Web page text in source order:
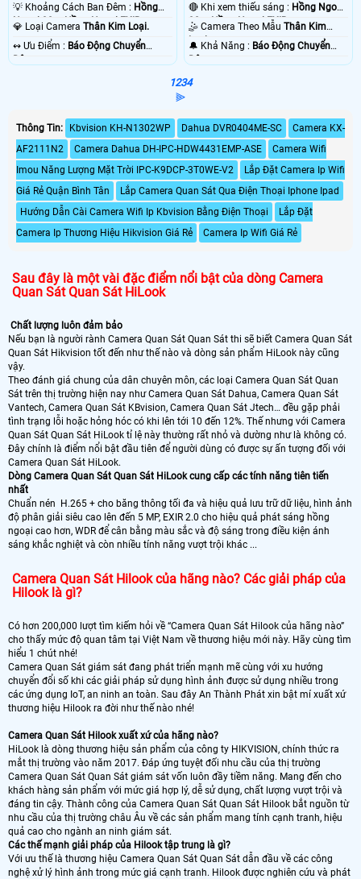
💡 Khoảng Cách Ban Đêm : Hồng
Ngoại 30m Hồng Ngoại EXIR.
💎 Loại Camera Thân Kim Loại.
️↭ Ưu Điểm : Báo Động Chuyển
Động.
🔴 Khi xem thiếu sáng : Hồng Ngoại
30m Hồng Ngoại EXIR.
🤹 Camera Theo MẫuThân Kim
Loại.
️🔔 Khả Năng : Báo Động Chuyển
Động.
1234
⫸
Thông Tin: Kbvision KH-N1302WP Dahua DVR0404ME-SC
Camera KX-
AF2111N2
Camera Dahua DH-IPC-HDW4431EMP-ASE
Camera Wifi
Imou Năng Lượng Mặt Trời IPC-K9DCP-3T0WE-V2
Lắp Đặt Camera Ip Wifi
Giá Rẻ Quận Bình Tân
Lắp Camera Quan Sát Qua Điện Thoại Iphone Ipad
Hướng Dẫn Cài Camera Wifi Ip Kbvision Bằng Điện Thoại
Lắp Đặt
Camera Ip Thương Hiệu Hikvision Giá Rẻ
Camera Ip Wifi Giá Rẻ
Sau đây là một vài đặc điểm nổi bật của dòng Camera
Quan Sát Quan Sát HiLook
Chất lượng luôn đảm bảo
Nếu bạn là người rành Camera Quan Sát Quan Sát thi sẽ biết Camera Quan Sát
Quan Sát Hikvision tốt đến như thế nào và dòng sản phẩm HiLook này cũng
vậy.
Theo đánh giá chung của dân chuyên môn, các loại Camera Quan Sát Quan
Sát trên thị trường hiện nay như Camera Quan Sát Dahua, Camera Quan Sát
Vantech, Camera Quan Sát KBvision, Camera Quan Sát Jtech… đều gặp phải
tình trạng lỗi hoặc hỏng hóc có khi lên tới 10 đến 12%. Thế nhưng với Camera
Quan Sát Quan Sát HiLook tỉ lệ này thường rất nhỏ và dường như là không có.
Đây chính là điểm nổi bật đầu tiên để người dùng có được sự ấn tượng đối với
Camera Quan Sát HiLook.
Dòng Camera Quan Sát Quan Sát HiLook cung cấp các tính năng tiên tiến
nhất
Chuẩn nén H.265 + cho băng thông tối đa và hiệu quả lưu trữ dữ liệu, hình ảnh
độ phân giải siêu cao lên đến 5 MP, EXIR 2.0 cho hiệu quả phát sáng hồng
ngoại cao hơn, WDR để cân bằng màu sắc và độ sáng trong điều kiện ánh
sáng khắc nghiệt và còn nhiều tính năng vượt trội khác ...
Camera Quan Sát Hilook của hãng nào? Các giải pháp của
Hilook là gì?
Có hơn 200,000 lượt tìm kiếm hỏi về “Camera Quan Sát Hilook của hãng nào”
cho thấy mức độ quan tâm tại Việt Nam về thương hiệu mới này. Hãy cùng tìm
hiểu 1 chút nhé!
Camera Quan Sát giám sát đang phát triển mạnh mẽ cùng với xu hướng
chuyển đổi số khi các giải pháp sử dụng hình ảnh được sử dụng nhiều trong
các ứng dụng IoT, an ninh an toàn. Sau đây An Thành Phát xin bật mí xuất xứ
thương hiệu Hilook ra đời như thế nào nhé!
Camera Quan Sát Hilook xuất xứ của hãng nào?
HiLook là dòng thương hiệu sản phẩm của công ty HIKVISION, chính thức ra
mắt thị trường vào năm 2017. Đáp ứng tuyệt đối nhu cầu của thị trường
Camera Quan Sát Quan Sát giám sát vốn luôn đầy tiềm năng. Mang đến cho
khách hàng sản phẩm với mức giá hợp lý, dễ sử dụng, chất lượng vượt trội và
đáng tin cậy. Thành công của Camera Quan Sát Quan Sát Hilook bắt nguồn từ
nhu cầu của thị trường châu Âu về các sản phẩm mang tính cạnh tranh, hiệu
quả cao cho ngành an ninh giám sát.
Các thế mạnh giải pháp của Hilook tập trung là gì?
Với ưu thế là thương hiệu Camera Quan Sát Quan Sát dẫn đầu về các công
nghệ xử lý hình ảnh trong mức giá cạnh tranh. Hilook được nghiên cứu và phát